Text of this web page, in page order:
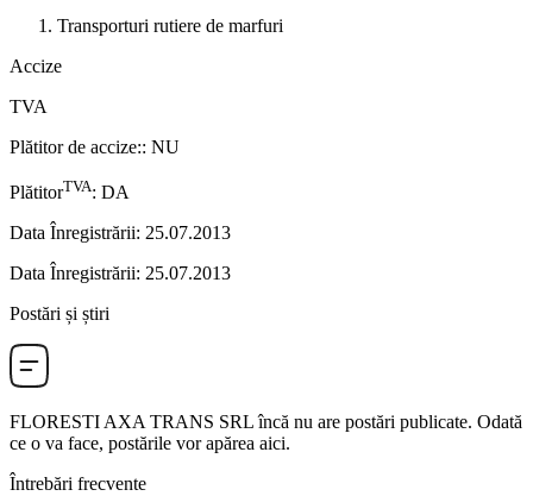
Transporturi rutiere de marfuri
Accize
TVA
Plătitor de accize:: NU
PlătitorTVA: DA
Data Înregistrării: 25.07.2013
Data Înregistrării: 25.07.2013
Postări și știri
FLORESTI AXA TRANS SRLîncă nu are postări publicate. Odată
ce o va face, postările vor apărea aici.
Întrebări frecvente